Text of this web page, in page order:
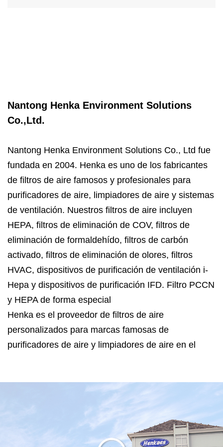
Nantong Henka Environment Solutions
Co.,Ltd.
Nantong Henka Environment Solutions Co., Ltd fue
fundada en 2004. Henka es uno de los fabricantes
de filtros de aire famosos y profesionales para
purificadores de aire, limpiadores de aire y sistemas
de ventilación. Nuestros filtros de aire incluyen
HEPA, filtros de eliminación de COV, filtros de
eliminación de formaldehído, filtros de carbón
activado, filtros de eliminación de olores, filtros
HVAC, dispositivos de purificación de ventilación i-
Hepa y dispositivos de purificación IFD. Filtro PCCN
y HEPA de forma especial
Henka es el proveedor de filtros de aire
personalizados para marcas famosas de
purificadores de aire y limpiadores de aire en el
profesionales de purificación de aire.
Henka está ubicada en la ciudad de Haimen,
provincia de Jiangsu, a sólo 120 kilómetros de
Shanghai. Henka cuenta con certificaciones